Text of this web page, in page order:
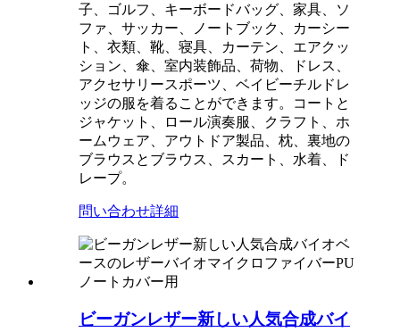
子、ゴルフ、キーボードバッグ、家具、ソ
ファ、サッカー、ノートブック、カーシー
ト、衣類、靴、寝具、カーテン、エアクッ
ション、傘、室内装飾品、荷物、ドレス、
アクセサリースポーツ、ベイビーチルドレ
ッジの服を着ることができます。コートと
ジャケット、ロール演奏服、クラフト、ホ
ームウェア、アウトドア製品、枕、裏地の
ブラウスとブラウス、スカート、水着、ド
レープ。
問い合わせ詳細
ビーガンレザー新しい人気合成バイ